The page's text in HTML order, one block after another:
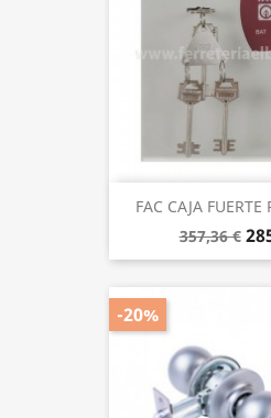
FAC CAJA
357,36 €
-20%